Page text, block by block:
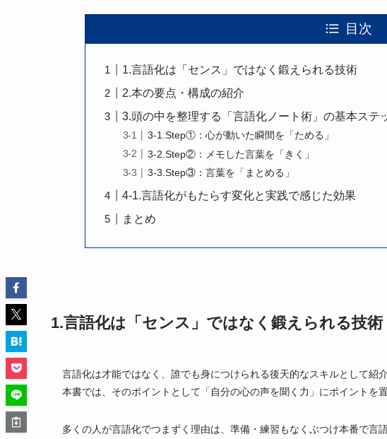
目次
1.言語化は「センス」ではなく鍛えられる技術
2.本の要点・構成の紹介
3.頭の中を整理する「言語化ノート術」の基本ステ
3-1.Step①：心が動いた瞬間を「ためる」
3-2.Step②：メモした言葉を「きく」
3-3.Step③：言葉を「まとめる」
4-1.言語化がもたらす変化と実践で感じた効果
まとめ
1.言語化は「センス」ではなく鍛えられる技術
言語化は才能ではなく、誰でも身につけられる後天的なスキルとして紹
本書では、そのポイントとして「自分の心の声を聞く力」にポイントを置
多くの人が言語化でつまずく理由は、準備・練習もなくぶつけ本番で言